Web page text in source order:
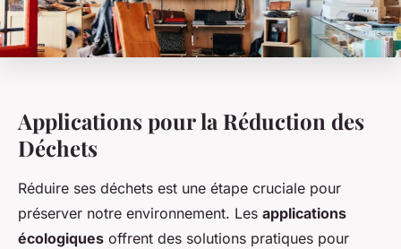
Applications pour la Réduction des
Déchets
Réduire ses déchets est une étape cruciale pour
préserver notre environnement. Les applications
écologiques offrent des solutions pratiques pour